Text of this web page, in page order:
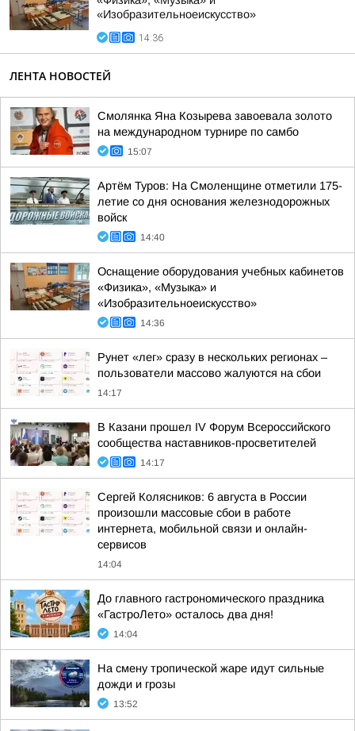
«Изобразительноеискусство»
14:36
ЛЕНТА НОВОСТЕЙ
Смолянка Яна Козырева завоевала золото
на международном турнире по самбо
15:07
Артём Туров: На Смоленщине отметили 175-
летие со дня основания железнодорожных
войск
14:40
Оснащение оборудования учебных кабинетов
«Физика», «Музыка» и
«Изобразительноеискусство»
14:36
Рунет «лег» сразу в нескольких регионах –
пользователи массово жалуются на сбои
14:17
В Казани прошел IV Форум Всероссийского
сообщества наставников-просветителей
14:17
Сергей Колясников: 6 августа в России
произошли массовые сбои в работе
интернета, мобильной связи и онлайн-
сервисов
14:04
До главного гастрономического праздника
«ГастроЛето» осталось два дня!
14:04
На смену тропической жаре идут сильные
дожди и грозы
13:52